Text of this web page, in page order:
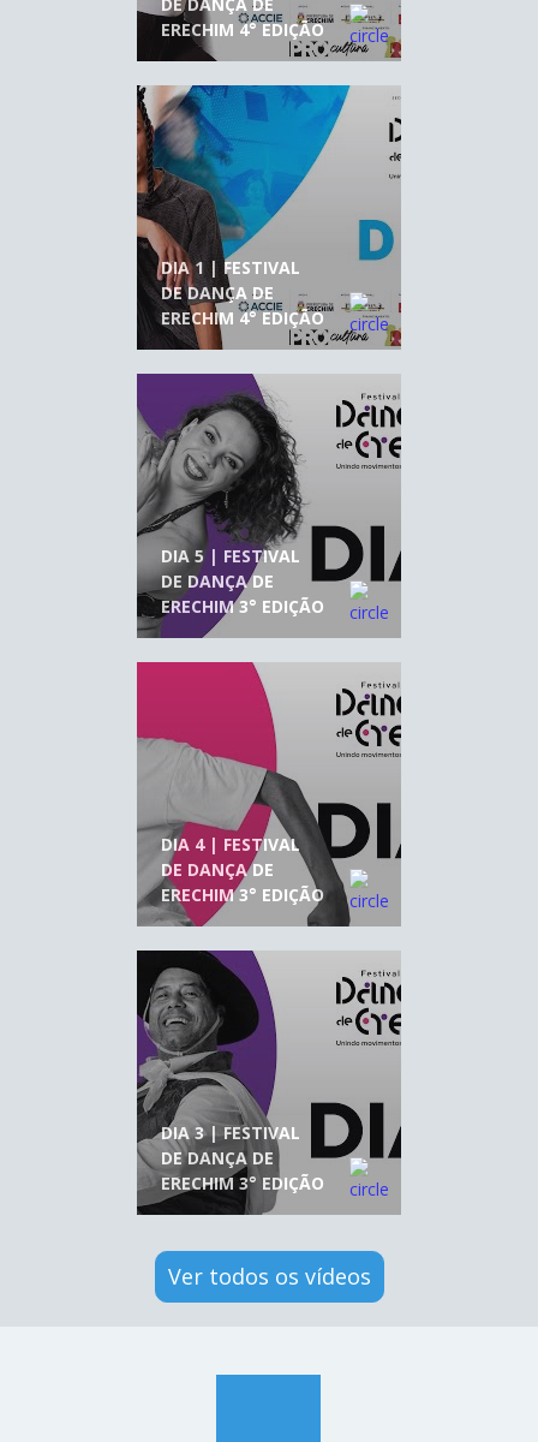
ERECHIM 4° EDIÇÃO
DIA 1 | FESTIVAL
DE DANÇA DE
ERECHIM 4° EDIÇÃO
DIA 5 | FESTIVAL
DE DANÇA DE
ERECHIM 3° EDIÇÃO
DIA 4 | FESTIVAL
DE DANÇA DE
ERECHIM 3° EDIÇÃO
DIA 3 | FESTIVAL
DE DANÇA DE
ERECHIM 3° EDIÇÃO
Ver todos os vídeos